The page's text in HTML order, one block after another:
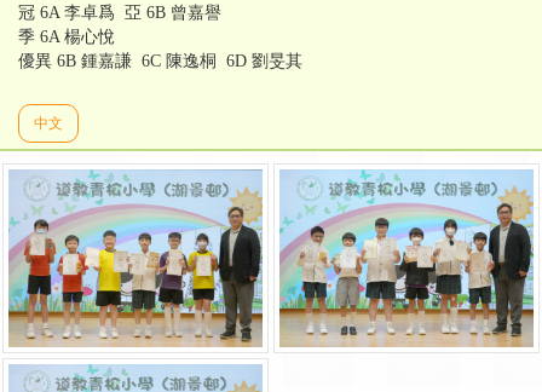
冠 6A 李卓爲 亞 6B 曾嘉譽
季 6A 楊心悅
優異 6B 鍾嘉謙 6C 陳逸桐 6D 劉旻其
中文